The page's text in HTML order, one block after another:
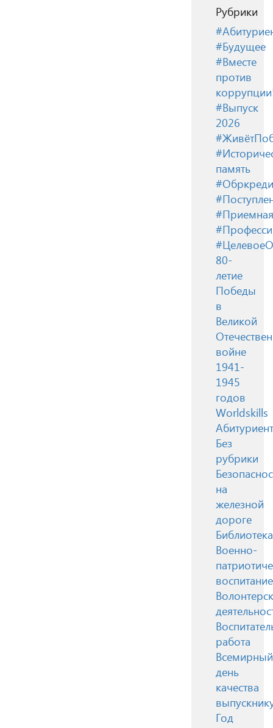
Рубрики
#Будущее
#Вместе
против
#Выпуск
2026
память
80-
летие
Победы
в
Великой
войне
1941-
1945
годов
Worldskills
Без
рубрики
на
железной
дороге
Библиотека
Военно-
воспитание
работа
Всемирный
день
качества
Год